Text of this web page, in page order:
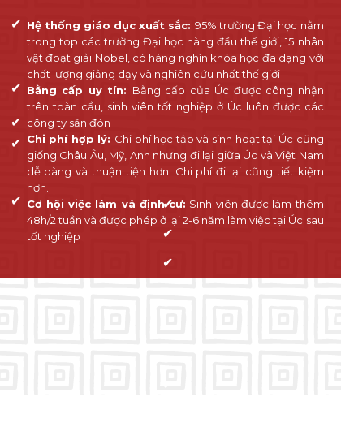
Hệ thống giáo dục xuất sắc: 95% trường Đại học nằm
trong top các trường Đại học hàng đầu thế giới, 15 nhân
vật đoạt giải Nobel, có hàng nghìn khóa học đa dạng với
chất lượng giảng dạy và nghiên cứu nhất thế giới
Bằng cấp uy tín: Bằng cấp của Úc được công nhận
trên toàn cầu, sinh viên tốt nghiệp ở Úc luôn được các
công ty săn đón
Chi phí hợp lý: Chi phí học tập và sinh hoạt tại Úc cũng
giống Châu Âu, Mỹ, Anh nhưng đi lại giữa Úc và Việt Nam
dễ dàng và thuận tiện hơn. Chi phí đi lại cũng tiết kiệm
hơn.
Cơ hội việc làm và định cư: Sinh viên được làm thêm
48h/2 tuần và được phép ở lại 2-6 năm làm việc tại Úc sau
tốt nghiệp
✔
✔
✔
✔
✔
✔
✔
✔